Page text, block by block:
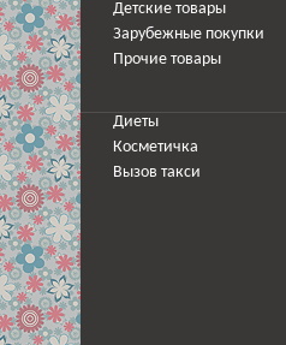
Детские товары
Зарубежные покупки
Прочие товары
Диеты
Косметичка
Вызов такси